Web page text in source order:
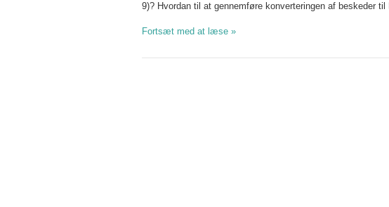
9)? Hvordan til at gennemføre konverteringen af ​​beskeder
Fortsæt med at læse »